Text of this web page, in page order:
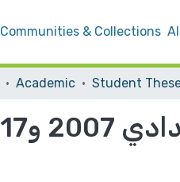
Communities & Collections
Academic